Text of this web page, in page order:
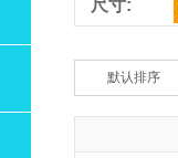
尺寸:
默认排序